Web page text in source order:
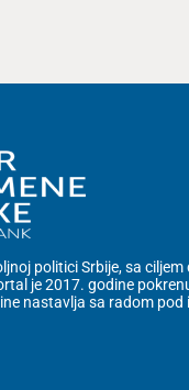
politici Srbije, sa
je 2017. godine
nastavlja sa radom pod